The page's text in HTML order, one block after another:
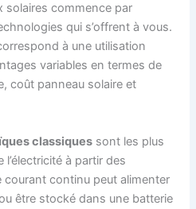
solaires commence par
qui s’offrent à vous.
à une utilisation
variables en termes de
coût panneau solaire et
classiques sont les plus
à partir des
continu peut alimenter
être stocké dans une batterie